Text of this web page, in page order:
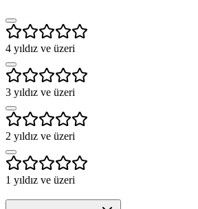
4 yıldız ve üzeri
3 yıldız ve üzeri
2 yıldız ve üzeri
1 yıldız ve üzeri